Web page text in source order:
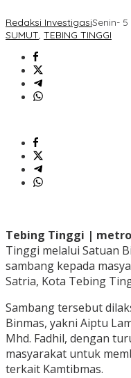
Redaksi InvestigasiSenin-
SUMUT, TEBING TINGGI
Tebing Tinggi |
Tinggi melalui Satuan
sambang kepada
Satria, Kota Tebing
Sambang tersebut
Binmas, yakni Aiptu
Mhd. Fadhil, dengan
masyarakat untuk
terkait Kamtibmas.